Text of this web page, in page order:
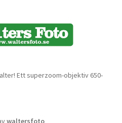
Ett superzoom-objektiv 650-
waltersfoto